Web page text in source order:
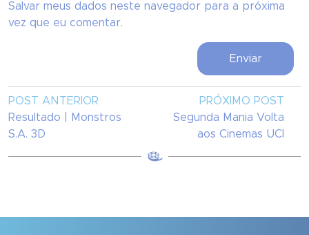
Salvar meus dados neste navegador para a próxima
vez que eu comentar.
POST ANTERIOR
Resultado | Monstros
S.A. 3D
PRÓXIMO POST
Segunda Mania Volta
aos Cinemas UCI